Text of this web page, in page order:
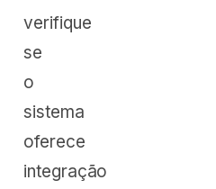
verifique
se
o
sistema
oferece
integração